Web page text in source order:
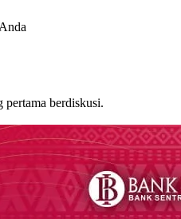
pertama berdiskusi.